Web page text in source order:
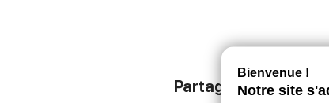
Partager ce contenu